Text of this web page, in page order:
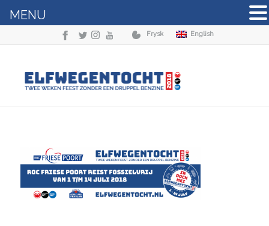
Frysk English
MENU